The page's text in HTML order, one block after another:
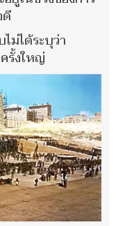
ม่ได้ระบุว่า
รั้งใหญ่